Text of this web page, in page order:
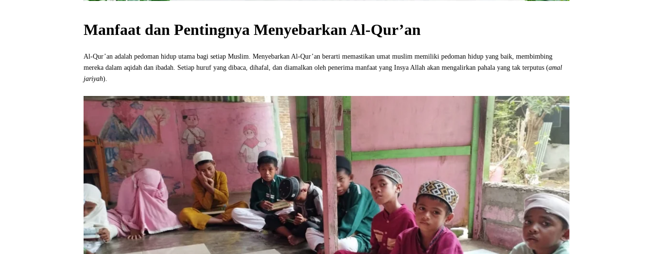
Manfaat dan Pentingnya Menyebarkan Al-Qur’an
Al-Qur’an adalah pedoman hidup utama bagi setiap Muslim. Menyebarkan Al-Qur’an berarti memastikan umat muslim memiliki pedoman hidup yang baik, membimbing
mereka dalam aqidah dan ibadah. Setiap huruf yang dibaca, dihafal, dan diamalkan oleh penerima manfaat yang Insya Allah akan mengalirkan pahala yang tak terputus (amal
jariyah).